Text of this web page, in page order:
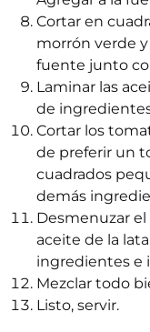
Cortar en
morrón verde y
fuente junto
Laminar las
de
Cortar los
de preferir un
cuadrados
demás
Desmenuzar
aceite de la
ingredientes e
Mezclar todo
Listo, servir.